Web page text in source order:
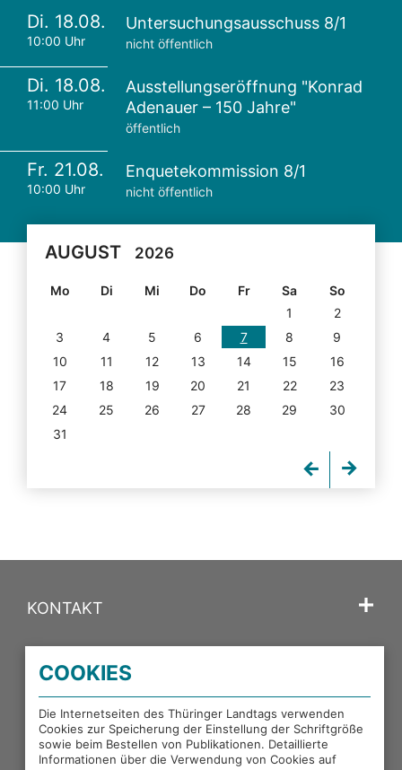
Di. 18.08.
10:00 Uhr
Untersuchungsausschuss 8/1
nicht öffentlich
Di. 18.08.
11:00 Uhr
Ausstellungseröffnung "Konrad
Adenauer – 150 Jahre"
öffentlich
Fr. 21.08.
10:00 Uhr
Enquetekommission 8/1
nicht öffentlich
AUGUST 2026
Mo Di Mi Do Fr Sa
So
1
2
3
4 5 6 7 8
9
10
11 12 13 14 15
16
17
18 19 20 21 22
23
24
25 26 27 28 29
30
31
KONTAKT
PORTALE DES THÜRINGER LANDTAGS
EXTERNE LINKS
COOKIES
Die Internetseiten des Thüringer Landtags verwenden
Cookies zur Speicherung der Einstellung der Schriftgröße
sowie beim Bestellen von Publikationen. Detaillierte
Informationen über die Verwendung von Cookies auf